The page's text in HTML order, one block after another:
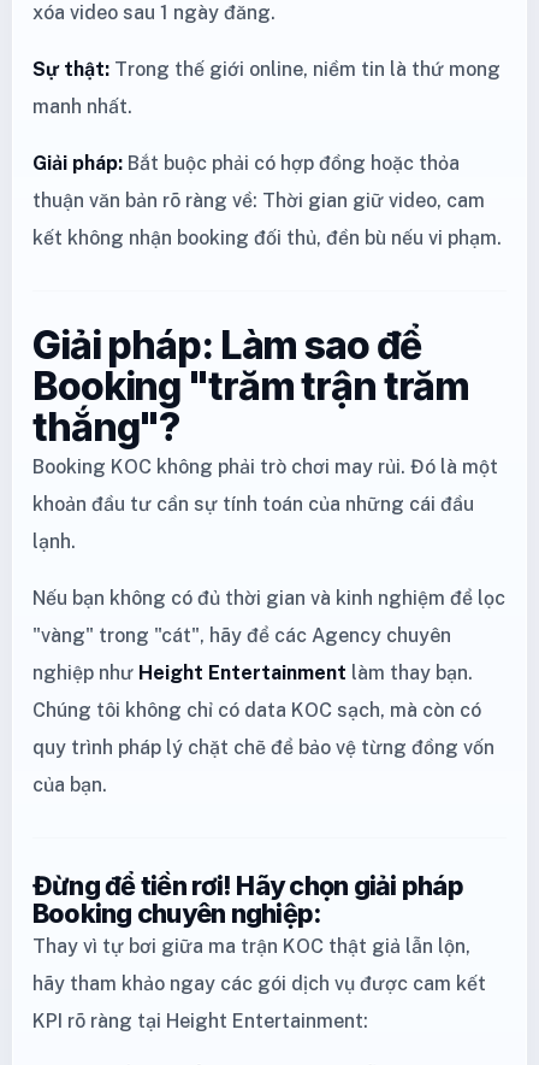
xóa video sau 1 ngày đăng.
Sự thật: Trong thế giới online, niềm tin là thứ mong
manh nhất.
Giải pháp: Bắt buộc phải có hợp đồng hoặc thỏa
thuận văn bản rõ ràng về: Thời gian giữ video, cam
kết không nhận booking đối thủ, đền bù nếu vi phạm.
Giải pháp: Làm sao để
Booking "trăm trận trăm
thắng"?
Booking KOC không phải trò chơi may rủi. Đó là một
khoản đầu tư cần sự tính toán của những cái đầu
lạnh.
Nếu bạn không có đủ thời gian và kinh nghiệm để lọc
"vàng" trong "cát", hãy để các Agency chuyên
nghiệp như Height Entertainment làm thay bạn.
Chúng tôi không chỉ có data KOC sạch, mà còn có
quy trình pháp lý chặt chẽ để bảo vệ từng đồng vốn
của bạn.
Đừng để tiền rơi! Hãy chọn giải pháp
Booking chuyên nghiệp:
Thay vì tự bơi giữa ma trận KOC thật giả lẫn lộn,
hãy tham khảo ngay các gói dịch vụ được cam kết
KPI rõ ràng tại Height Entertainment: